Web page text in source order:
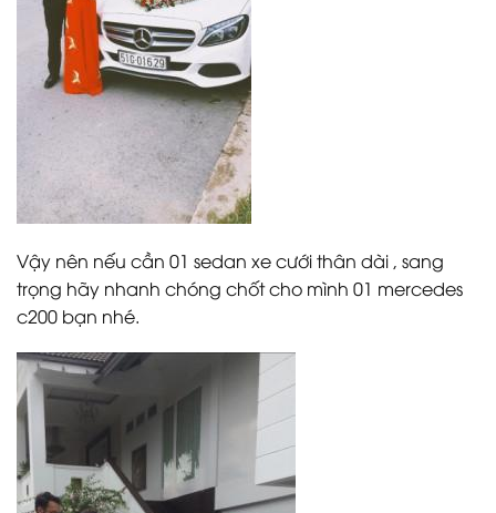
Vậy nên nếu cần 01 sedan xe cưới thân dài , sang
trọng hãy nhanh chóng chốt cho mình 01 mercedes
c200 bạn nhé.